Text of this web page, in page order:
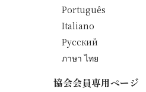
Português
Italiano
Русский
ภาษา ไทย
協会会員専用ページ